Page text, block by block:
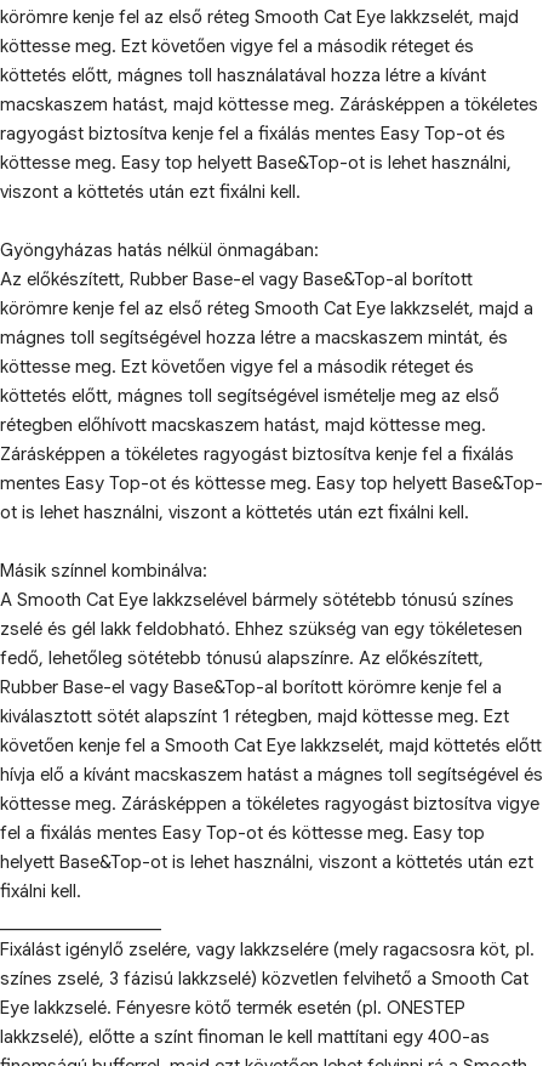
körömre kenje fel az első réteg Smooth Cat Eye lakkzselét, majd
köttesse meg. Ezt követően vigye fel a második réteget és
köttetés előtt, mágnes toll használatával hozza létre a kívánt
macskaszem hatást, majd köttesse meg. Zárásképpen a tökéletes
ragyogást biztosítva kenje fel a fixálás mentes Easy Top-ot és
köttesse meg. Easy top helyett Base&Top-ot is lehet használni,
viszont a köttetés után ezt fixálni kell.
Gyöngyházas hatás nélkül önmagában:
Az előkészített, Rubber Base-el vagy Base&Top-al borított
körömre kenje fel az első réteg Smooth Cat Eye lakkzselét, majd a
mágnes toll segítségével hozza létre a macskaszem mintát, és
köttesse meg. Ezt követően vigye fel a második réteget és
köttetés előtt, mágnes toll segítségével ismételje meg az első
rétegben előhívott macskaszem hatást, majd köttesse meg.
Zárásképpen a tökéletes ragyogást biztosítva kenje fel a fixálás
mentes Easy Top-ot és köttesse meg. Easy top helyett Base&Top-
ot is lehet használni, viszont a köttetés után ezt fixálni kell.
Másik színnel kombinálva:
A Smooth Cat Eye lakkzselével bármely sötétebb tónusú színes
zselé és gél lakk feldobható. Ehhez szükség van egy tökéletesen
fedő, lehetőleg sötétebb tónusú alapszínre. Az előkészített,
Rubber Base-el vagy Base&Top-al borított körömre kenje fel a
kiválasztott sötét alapszínt 1 rétegben, majd köttesse meg. Ezt
követően kenje fel a Smooth Cat Eye lakkzselét, majd köttetés előtt
hívja elő a kívánt macskaszem hatást a mágnes toll segítségével és
köttesse meg. Zárásképpen a tökéletes ragyogást biztosítva vigye
fel a fixálás mentes Easy Top-ot és köttesse meg. Easy top
helyett Base&Top-ot is lehet használni, viszont a köttetés után ezt
fixálni kell.
Fixálást igénylő zselére, vagy lakkzselére (mely ragacsosra köt, pl.
színes zselé, 3 fázisú lakkzselé) közvetlen felvihető a Smooth Cat
Eye lakkzselé. Fényesre kötő termék esetén (pl. ONESTEP
lakkzselé), előtte a színt finoman le kell mattítani egy 400-as